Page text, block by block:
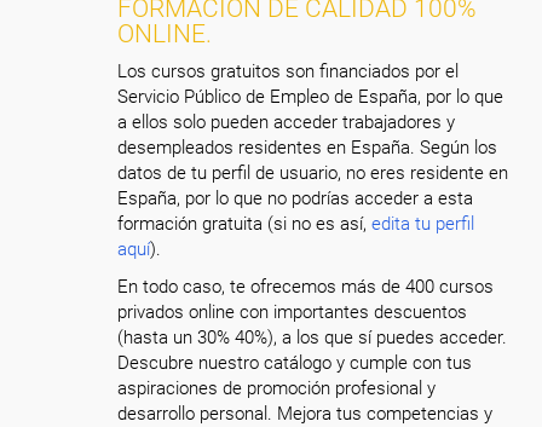
FORMACIÓN DE CALIDAD 100%
ONLINE.
Los cursos gratuitos son financiados por el
Servicio Público de Empleo de España, por lo que
a ellos solo pueden acceder trabajadores y
desempleados residentes en España. Según los
datos de tu perfil de usuario, no eres residente en
España, por lo que no podrías acceder a esta
formación gratuita (si no es así,edita tu perfil
aquí).
En todo caso, te ofrecemos más de 400 cursos
privados online con importantes descuentos
(hasta un 30% 40%), a los que sí puedes acceder.
Descubre nuestro catálogo y cumple con tus
aspiraciones de promoción profesional y
desarrollo personal. Mejora tus competencias y